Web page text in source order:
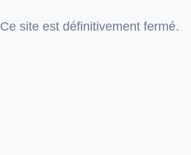
Ce site est définitivement fermé.